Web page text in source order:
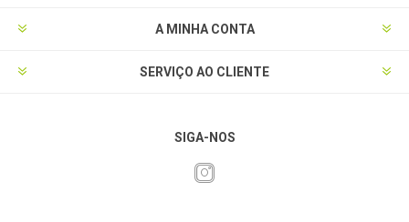
A MINHA CONTA
SERVIÇO AO CLIENTE
SIGA-NOS